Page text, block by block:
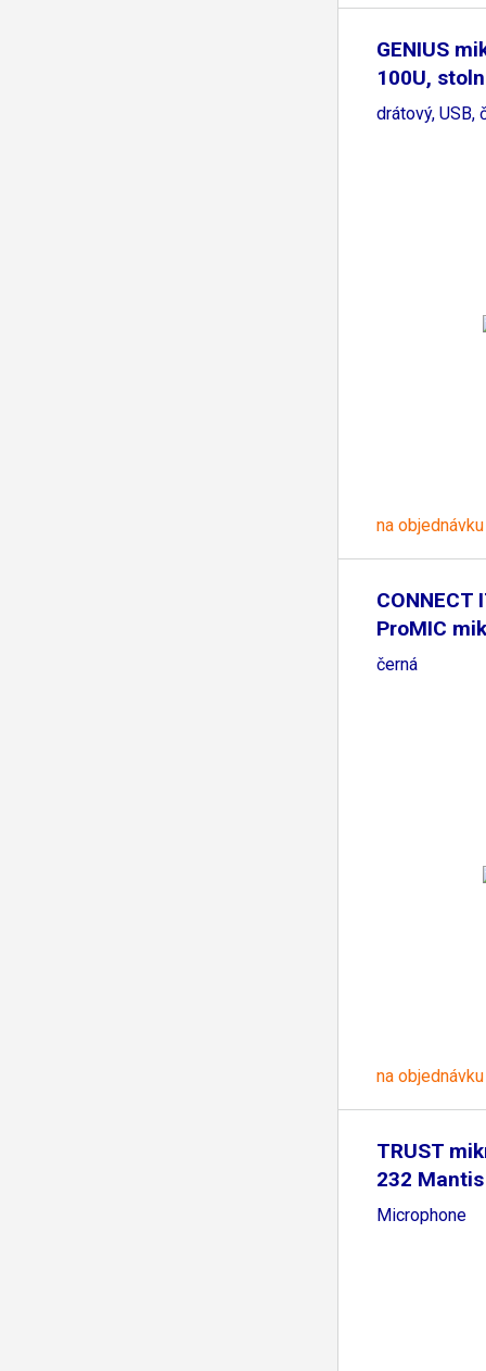
GENIUS
100U,
drátový, USB,
na objednávku
CONNECT
ProMIC
černá
na objednávku
TRUST
232
Microphone